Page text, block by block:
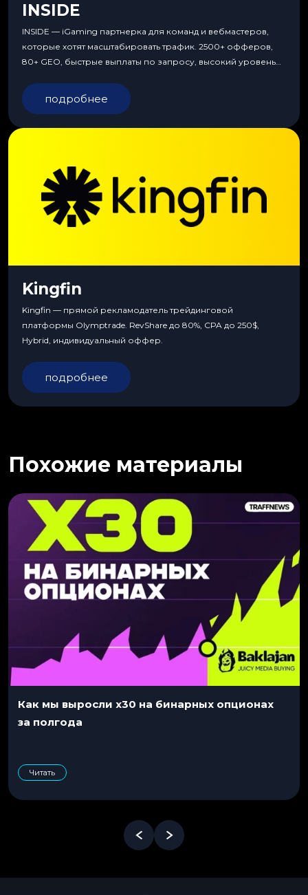
INSIDE
INSIDE — iGaming партнерка для команд и вебмастеров,
которые хотят масштабировать трафик. 2500+ офферов,
80+ GEO, быстрые выплаты по запросу, высокий уровень
подробнее
Kingfin
Kingfin — прямой рекламодатель трейдинговой
платформы Olymptrade. RevShare до 80%, CPA до 250$,
Hybrid, индивидуальный оффер.
подробнее
Похожие материалы
Как мы выросли x30 на бинарных опционах
за полгода
Читать